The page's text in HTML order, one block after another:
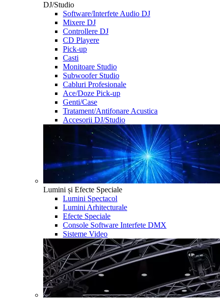
DJ/Studio
Software/Interfete Audio DJ
Mixere DJ
Controllere DJ
CD Playere
Pick-up
Casti
Monitoare Studio
Subwoofer Studio
Cabluri Profesionale
Ace/Doze Pick-up
Genti/Case
Tratament/Antifonare Acustica
Accesorii DJ/Studio
Lumini și Efecte Speciale
Lumini Spectacol
Lumini Arhitecturale
Efecte Speciale
Console Software Interfete DMX
Sisteme Video